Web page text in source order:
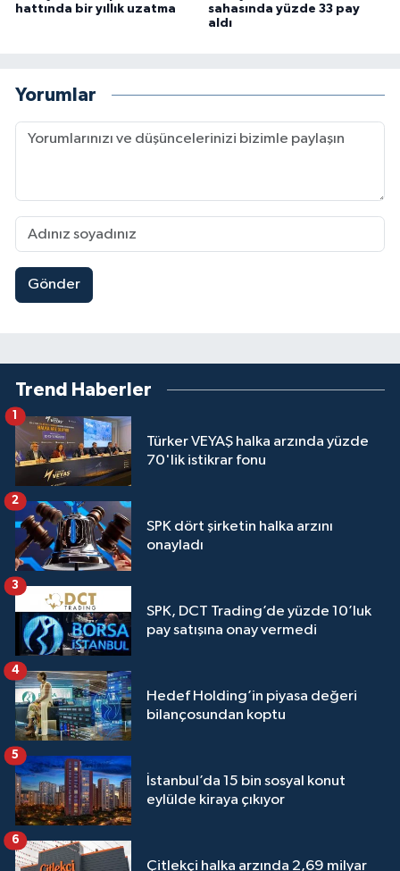
hattında bir yıllık uzatma
sahasında yüzde 33 pay
aldı
Yorumlar
Gönder
Trend Haberler
Türker VEYAŞ halka arzında yüzde
70'lik istikrar fonu
1
SPK dört şirketin halka arzını
onayladı
2
SPK, DCT Trading’de yüzde 10’luk
pay satışına onay vermedi
3
Hedef Holding’in piyasa değeri
bilançosundan koptu
4
İstanbul’da 15 bin sosyal konut
eylülde kiraya çıkıyor
5
Çitlekçi halka arzında 2,69 milyar
6